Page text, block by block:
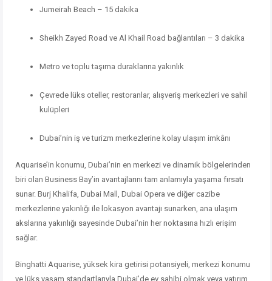
Jumeirah Beach – 15 dakika
Sheikh Zayed Road ve Al Khail Road bağlantıları – 3 dakika
Metro ve toplu taşıma duraklarına yakınlık
Çevrede lüks oteller, restoranlar, alışveriş merkezleri ve sahil
kulüpleri
Dubai’nin iş ve turizm merkezlerine kolay ulaşım imkânı
Aquarise’in konumu, Dubai’nin en merkezi ve dinamik bölgelerinden
biri olan Business Bay’in avantajlarını tam anlamıyla yaşama fırsatı
sunar. Burj Khalifa, Dubai Mall, Dubai Opera ve diğer cazibe
merkezlerine yakınlığı ile lokasyon avantajı sunarken, ana ulaşım
akslarına yakınlığı sayesinde Dubai’nin her noktasına hızlı erişim
sağlar.
Binghatti Aquarise, yüksek kira getirisi potansiyeli, merkezi konumu
ve lüks yaşam standartlarıyla Dubai’de ev sahibi olmak veya yatırım